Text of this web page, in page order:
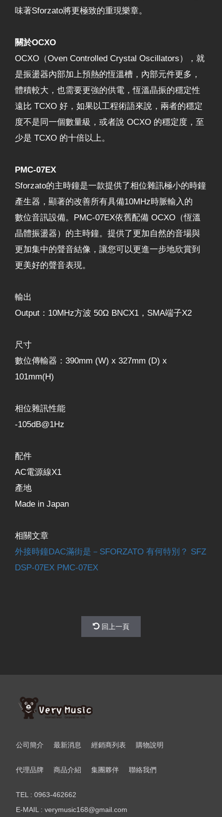
味著Sforzato將更極致的重現樂章。
關於OCXO
OCXO（Oven Controlled Crystal Oscillators），就
是振盪器內部加上預熱的恆溫槽，內部元件更多，
體積較大，也需要更強的供電，恆溫晶振的穩定性
遠比 TCXO 好，如果以工程術語來說，兩者的穩定
度不是同一個數量級，或者說 OCXO 的穩定度，至
少是 TCXO 的十倍以上。
PMC-07EX
Sforzato的主時鐘是一款提供了相位雜訊極小的時鐘
產生器，顯著的改善所有具備10MHz時脈輸入的
數位音訊設備。PMC-07EX依舊配備 OCXO（恆溫
晶體振盪器）的主時鐘。提供了更加自然的音場與
更加集中的聲音結像，讓您可以更進一步地欣賞到
更美好的聲音表現。
輸出
Output：10MHz方波 50Ω BNCX1，SMA端子X2
尺寸
數位傳輸器：390mm (W) x 327mm (D) x
101mm(H)
相位雜訊性能
-105dB@1Hz
配件
AC電源線X1
產地
Made in Japan
相關文章
外接時鐘DAC滿街是－SFORZATO 有何特別？ SFZ
DSP-07EX PMC-07EX
回上一頁
公司簡介 最新消息 經銷商列表 購物說明
代理品牌 商品介紹 集團夥伴 聯絡我們
TEL : 0963-462662
E-MAIL : verymusic168@gmail.com